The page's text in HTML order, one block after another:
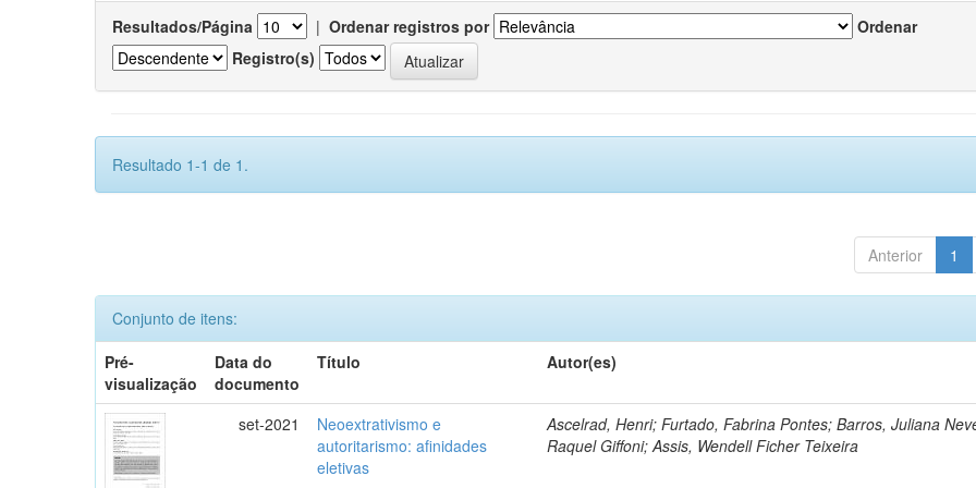
Resultados/Página | Ordenar registros por
Ordenar
Registro(s)
Resultado 1-1 de 1.
Anterior 1
Conjunto de itens:
Pré-
visualização
Data do
documento
Título Autor(es)
set-2021
Neoextrativismo e
autoritarismo: afinidades
eletivas
Ascelrad, Henri; Furtado, Fabrina Pontes; Barros, Juliana
Raquel Giffoni; Assis, Wendell Ficher Teixeira